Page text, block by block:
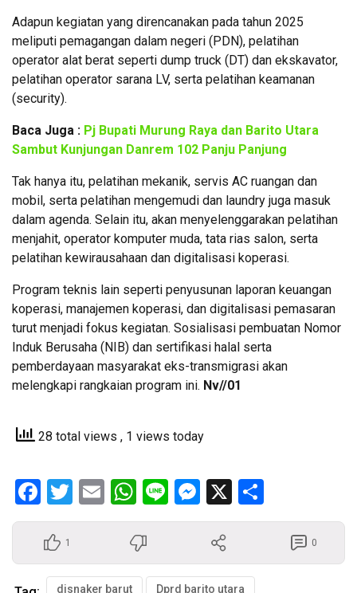
Adapun kegiatan yang direncanakan pada tahun 2025
meliputi pemagangan dalam negeri (PDN), pelatihan
operator alat berat seperti dump truck (DT) dan ekskavator,
pelatihan operator sarana LV, serta pelatihan keamanan
(security).
Baca Juga : Pj Bupati Murung Raya dan Barito Utara
Sambut Kunjungan Danrem 102 Panju Panjung
Tak hanya itu, pelatihan mekanik, servis AC ruangan dan
mobil, serta pelatihan mengemudi dan laundry juga masuk
dalam agenda. Selain itu, akan menyelenggarakan pelatihan
menjahit, operator komputer muda, tata rias salon, serta
pelatihan kewirausahaan dan digitalisasi koperasi.
Program teknis lain seperti penyusunan laporan keuangan
koperasi, manajemen koperasi, dan digitalisasi pemasaran
turut menjadi fokus kegiatan. Sosialisasi pembuatan Nomor
Induk Berusaha (NIB) dan sertifikasi halal serta
pemberdayaan masyarakat eks-transmigrasi akan
melengkapi rangkaian program ini. Nv//01
28 total views , 1 views today
Facebook
Twitter
EmailWhatsApp
LineMessenger
X
1 0
disnaker barut Dprd barito utara